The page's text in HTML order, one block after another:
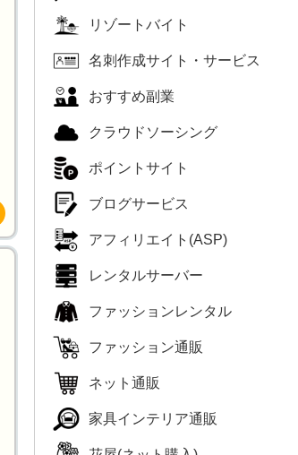
リゾートバイト
名刺作成サイト・サービス
おすすめ副業
クラウドソーシング
ポイントサイト
ブログサービス
アフィリエイト(ASP)
レンタルサーバー
ファッションレンタル
ファッション通販
ネット通販
家具インテリア通販